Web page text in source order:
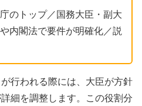
のトップ／国務大臣・副大
内閣法で要件が明確化／説
行われる際には、大臣が方針
細を調整します。この役割分